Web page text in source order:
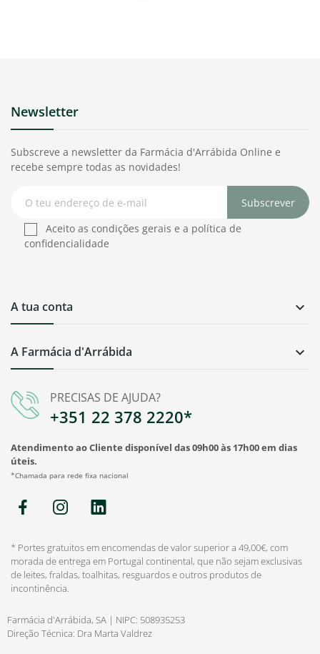
PRECISAS DE AJUDA?
+351 22 378 2220*
Atendimento ao Cliente disponível das 09h00 às 17h00 em dias
úteis.
*Chamada para rede fixa nacional
A Farmácia d'Arrábida 
A tua conta 
Newsletter
Subscreve a newsletter da Farmácia d'Arrábida Online e
recebe sempre todas as novidades!
Subscrever
Aceito as condições gerais e a política de
confidencialidade
* Portes gratuitos em encomendas de valor superior a 49,00€, com
morada de entrega em Portugal continental, que não sejam exclusivas
de leites, fraldas, toalhitas, resguardos e outros produtos de
incontinência.
Farmácia d'Arrábida, SA | NIPC: 508935253
Direção Técnica: Dra Marta Valdrez